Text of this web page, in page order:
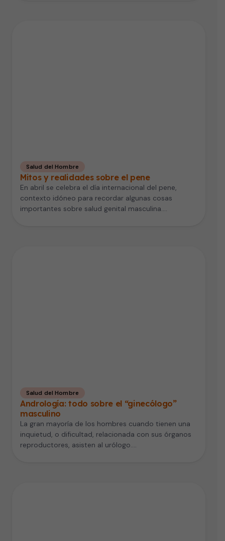
Salud del Hombre
Mitos y realidades sobre el pene
En abril se celebra el día internacional del pene,
contexto idóneo para recordar algunas cosas
importantes sobre salud genital masculina.…
Salud del Hombre
Andrología: todo sobre el “ginecólogo”
masculino
La gran mayoría de los hombres cuando tienen una
inquietud, o dificultad, relacionada con sus órganos
reproductores, asisten al urólogo.…